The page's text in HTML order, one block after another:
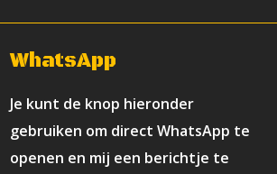
WhatsApp
Je kunt de knop hieronder
gebruiken om direct WhatsApp te
openen en mij een berichtje te